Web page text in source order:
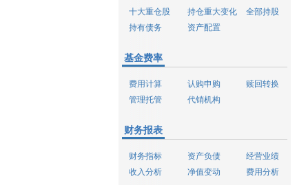
十大重仓股 持仓重大变化
全部持股
持有债务
资产配置
基金费率
费用计算 认购申购
赎回转换
管理托管
代销机构
财务报表
财务指标 资产负债
经营业绩
收入分析
净值变动 费用分析